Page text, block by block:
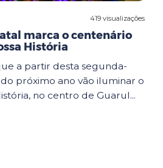
419 visualizações
marca o centenário
História
a partir desta segunda-
do próximo ano vão iluminar o
no centro de Guarul...